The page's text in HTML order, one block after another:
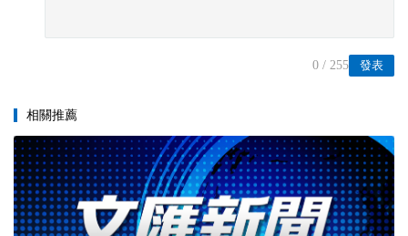
發表
0 / 255
相關推薦